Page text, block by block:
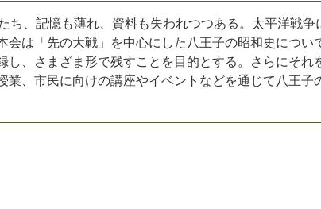
ち、記憶も薄れ、資料も失われつつある。太平洋戦争
会は「先の大戦」を中心にした八王子の昭和史につい
し、さまざま形で残すことを目的とする。さらにそれ
業、市民に向けの講座やイベントなどを通じて八王子